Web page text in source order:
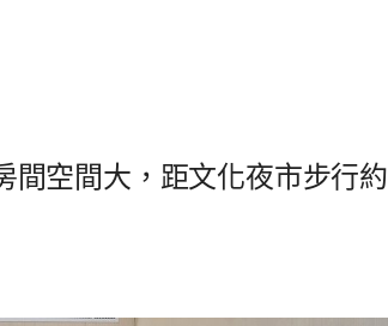
間空間大，距文化夜市步行約